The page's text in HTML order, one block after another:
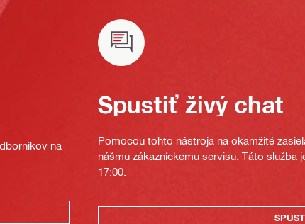
na
Spustiť živý chat
Pomocou tohto nástroja na okamžité
nášmu zákazníckemu servisu. Táto
17:00.